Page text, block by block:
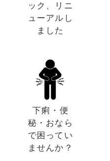
ック、リニ
ューアルし
ました
下痢・便
秘・おなら
で困ってい
ませんか？